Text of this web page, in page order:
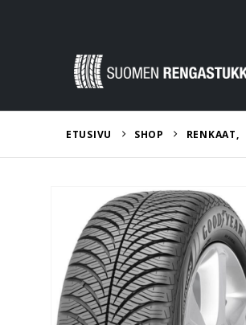
ETUSIVU SHOP RENKAAT,